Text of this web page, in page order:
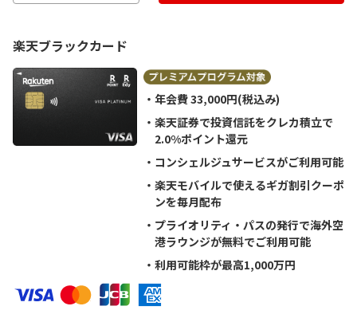
楽天ブラックカード
年会費 33,000円(税込み)
楽天証券で投資信託をクレカ積立で
2.0%ポイント還元
コンシェルジュサービスがご利用可能
楽天モバイルで使えるギガ割引クーポ
ンを毎月配布
プライオリティ・パスの発行で海外空
港ラウンジが無料でご利用可能
利用可能枠が最高1,000万円